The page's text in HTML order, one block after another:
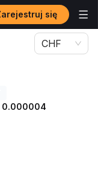
się
CHF
0.000004